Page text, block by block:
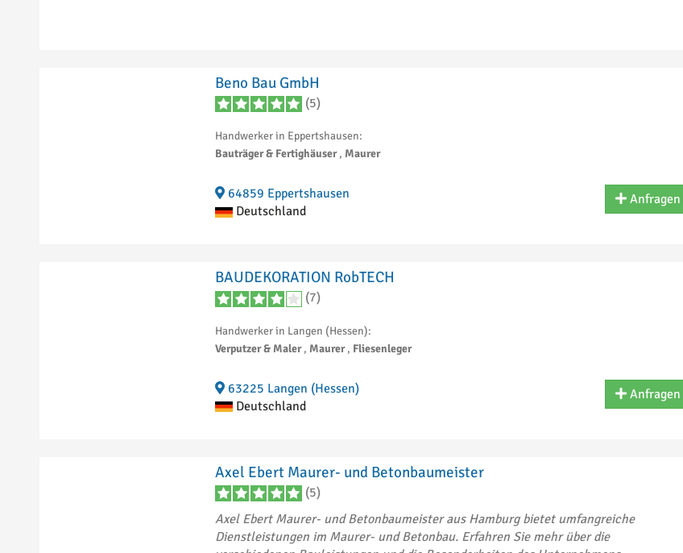
Beno Bau GmbH
(5)
Handwerker in Eppertshausen:
Bauträger & Fertighäuser , Maurer
64859 Eppertshausen
Deutschland
Anfragen
BAUDEKORATION RobTECH
(7)
Handwerker in Langen (Hessen):
Verputzer & Maler , Maurer , Fliesenleger
63225 Langen (Hessen)
Deutschland
Anfragen
Axel Ebert Maurer- und Betonbaumeister
(5)
Axel Ebert Maurer- und Betonbaumeister aus Hamburg bietet umfangreiche
Dienstleistungen im Maurer- und Betonbau. Erfahren Sie mehr über die